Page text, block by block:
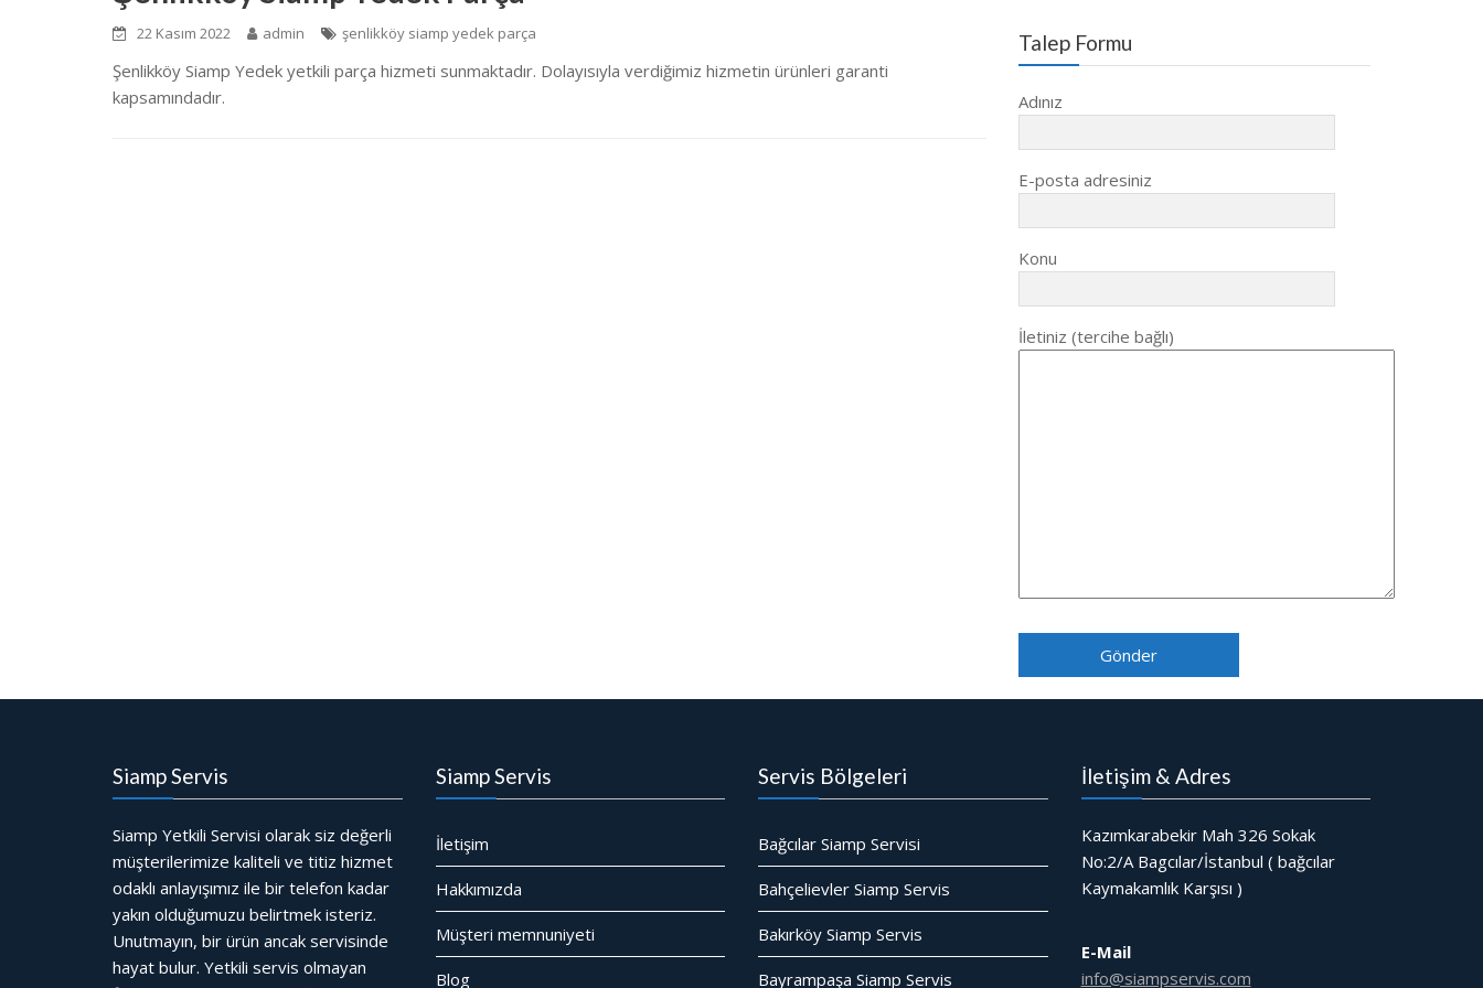
22 Kasım 2022 admin şenlikköy siamp yedek parça
Şenlikköy Siamp Yedek yetkili parça hizmeti sunmaktadır. Dolayısıyla verdiğimiz hizmetin ürünleri garanti
kapsamındadır.
Talep Formu
Adınız
E-posta adresiniz
Konu
İletiniz (tercihe bağlı)
Siamp Servis
Siamp Yetkili Servisi olarak siz değerli
müşterilerimize kaliteli ve titiz hizmet
odaklı anlayışımız ile bir telefon kadar
yakın olduğumuzu belirtmek isteriz.
Unutmayın, bir ürün ancak servisinde
hayat bulur. Yetkili servis olmayan
Siamp Servis
İletişim
Hakkımızda
Müşteri memnuniyeti
Blog
Servis Bölgeleri
Bağcılar Siamp Servisi
Bahçelievler Siamp Servis
Bakırköy Siamp Servis
Bayrampaşa Siamp Servis
İletişim & Adres
Kazımkarabekir Mah 326 Sokak
No:2/A Bagcılar/İstanbul ( bağcılar
Kaymakamlık Karşısı )
E-Mail
info@siampservis.com